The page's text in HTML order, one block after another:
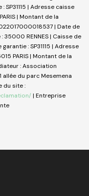
SP31115 | Adresse caisse
| Montant de la
| Date de
35000 RENNES | Caisse de
: SP31115 | Adresse
PARIS | Montant de la
: Association
allée du parc Mesemena
du site :
| Entreprise